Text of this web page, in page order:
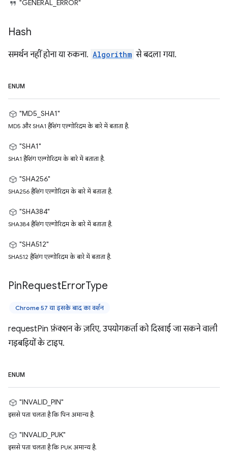
"GENERAL_ERROR"
Hash
समर्थन नहीं होना या रुकना. Algorithm से बदला गया.
ENUM
"MD5_SHA1"
MD5 और SHA1 हैशिंग एल्गोरिदम के बारे में बताता है.
"SHA1"
SHA1 हैशिंग एल्गोरिदम के बारे में बताता है.
"SHA256"
SHA256 हैशिंग एल्गोरिदम के बारे में बताता है.
"SHA384"
SHA384 हैशिंग एल्गोरिदम के बारे में बताता है.
"SHA512"
SHA512 हैशिंग एल्गोरिदम के बारे में बताता है.
PinRequestErrorType
Chrome 57 या इसके बाद का वर्शन
requestPin फ़ंक्शन के ज़रिए, उपयोगकर्ता को दिखाई जा सकने वाली
गड़बड़ियों के टाइप.
ENUM
"INVALID_PIN"
इससे पता चलता है कि पिन अमान्य है.
"INVALID_PUK"
इससे पता चलता है कि PUK अमान्य है.